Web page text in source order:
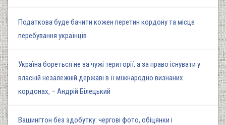
Податкова буде бачити кожен перетин кордону та місце
перебування українців
Україна бореться не за чужі території, а за право існувати у
власній незалежній державі в її міжнародно визнаних
кордонах, – Андрій Білецький
Вашингтон без здобутку: чергові фото, обіцянки і